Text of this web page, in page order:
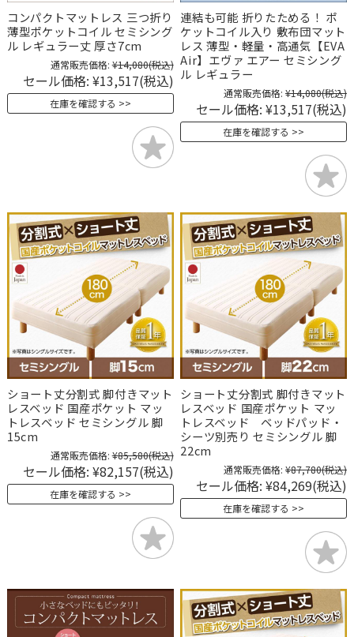
コンパクトマットレス 三つ折り
薄型ポケットコイル セミシング
ル レギュラー丈 厚さ7cm
通常販売価格: ¥14,080(税込)
セール価格: ¥13,517(税込)
在庫を確認する
連結も可能 折りたためる！ ポ
ケットコイル入り 敷布団マット
レス 薄型・軽量・高通気【EVA
Air】エヴァ エアー セミシング
ル レギュラー
通常販売価格: ¥14,080(税込)
セール価格: ¥13,517(税込)
在庫を確認する
ショート丈分割式 脚付きマット
レスベッド 国産ポケット マッ
トレスベッド セミシングル 脚
15cm
通常販売価格: ¥85,580(税込)
セール価格: ¥82,157(税込)
在庫を確認する
ショート丈分割式 脚付きマット
レスベッド 国産ポケット マッ
トレスベッド ベッドパッド・
シーツ別売り セミシングル 脚
22cm
通常販売価格: ¥87,780(税込)
セール価格: ¥84,269(税込)
在庫を確認する